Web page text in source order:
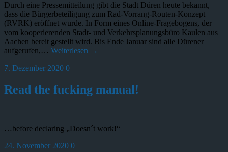
Durch eine Pressemitteilung gibt die Stadt Düren heute bekannt,
dass die Bürgerbeteiligung zum Rad-Vorrang-Routen-Konzept
(RVRK) eröffnet wurde. In Form eines Online-Fragebogens, der
vom kooperierenden Stadt- und Verkehrsplanungsbüro Kaulen aus
Aachen bereit gestellt wird. Bis Ende Januar sind alle Dürener
aufgerufen,… Weiterlesen →
7. Dezember 2020 0
Read the fucking manual!
…before declaring „Doesn´t work!“
24. November 2020 0